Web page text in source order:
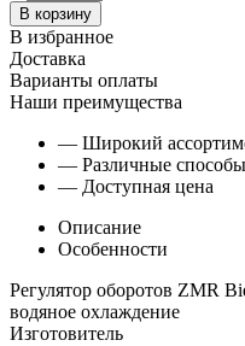
В корзину
В избранное
Доставка
Варианты оплаты
Наши преимущества
— Широкий
— Различные
— Доступная цена
Описание
Особенности
Регулятор оборотов ZMR
водяное охлаждение
Изготовитель